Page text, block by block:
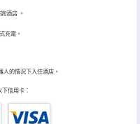
酒店 。
充電。
人的情況下入住酒店。
信用卡：